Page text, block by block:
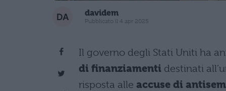
davidem
Pubblicato il 4 apr 2025
Il governo degli Stati Uniti ha
di finanziamenti destinati
risposta alle accuse di